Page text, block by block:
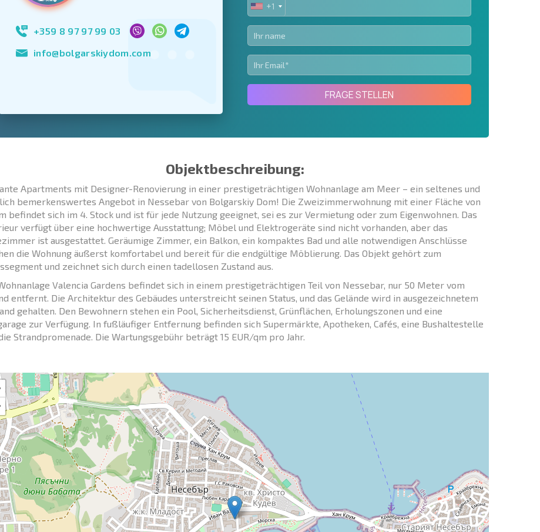
Newsletter abonnieren | Durch Anklicken des Buttons stimmen Sie der
Nutzung Ihrer Daten zu.
Eine Nachricht schicken
+359 8 97 97 99 03
info@bolgarskiydom.com
UNITED
STATES
+1
+1
FRAGE STELLEN
Objektbeschreibung:
Apartments mit Designer-Renovierung in einer prestigeträchtigen Wohnanlage am Meer – ein seltenes und
bemerkenswertes Angebot in Nessebar von Bolgarskiy Dom! Die Zweizimmerwohnung mit einer Fläche von
befindet sich im 4. Stock und ist für jede Nutzung geeignet, sei es zur Vermietung oder zum Eigenwohnen. Das
verfügt über eine hochwertige Ausstattung; Möbel und Elektrogeräte sind nicht vorhanden, aber das
ist ausgestattet. Geräumige Zimmer, ein Balkon, ein kompaktes Bad und alle notwendigen Anschlüsse
die Wohnung äußerst komfortabel und bereit für die endgültige Möblierung. Das Objekt gehört zum
und zeichnet sich durch einen tadellosen Zustand aus.
Valencia Gardens befindet sich in einem prestigeträchtigen Teil von Nessebar, nur 50 Meter vom
entfernt. Die Architektur des Gebäudes unterstreicht seinen Status, und das Gelände wird in ausgezeichnetem
gehalten. Den Bewohnern stehen ein Pool, Sicherheitsdienst, Grünflächen, Erholungszonen und eine
zur Verfügung. In fußläufiger Entfernung befinden sich Supermärkte, Apotheken, Cafés, eine Bushaltestelle
Strandpromenade. Die Wartungsgebühr beträgt 15 EUR/qm pro Jahr.